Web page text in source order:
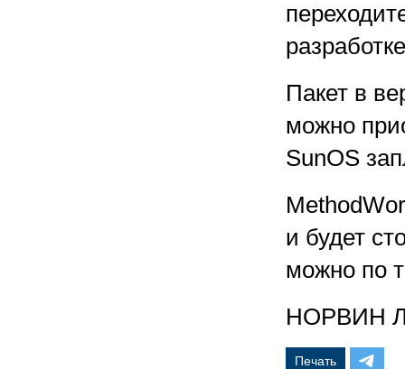
Пакет в
можно
SunOS
и будет
можно по
НОРВИН
Печать